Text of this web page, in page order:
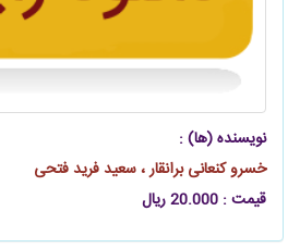
نویسنده (ها) :
خسرو کنعانی برانقار ، سعید فرید فتحی
قیمت : 20.000 ریال